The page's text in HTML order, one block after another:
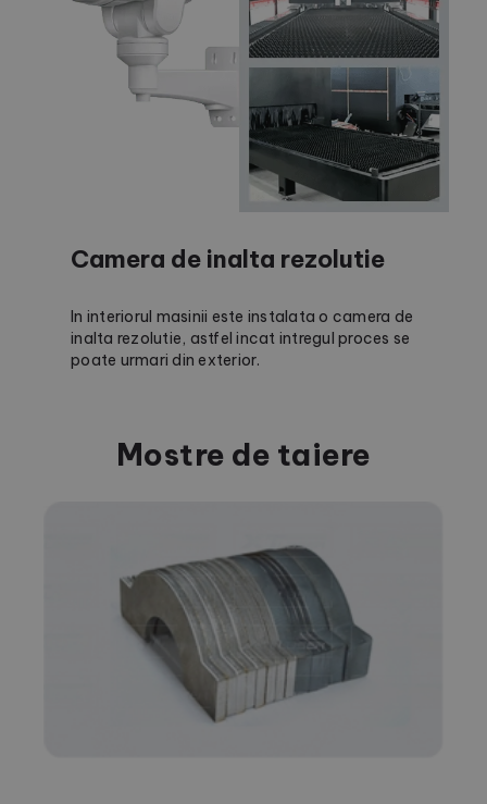
Camera de inalta rezolutie
In interiorul masinii este instalata o camera de
inalta rezolutie, astfel incat intregul proces se
poate urmari din exterior.
Mostre de taiere